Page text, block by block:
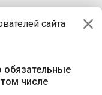
сайта
обязательные
числе
т Независимости